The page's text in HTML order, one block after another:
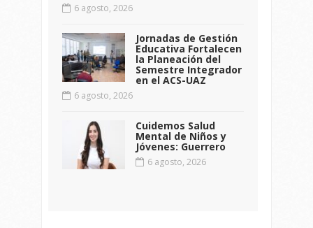
6 agosto, 2026
Jornadas de Gestión
Educativa Fortalecen
la Planeación del
Semestre Integrador
en el ACS-UAZ
6 agosto, 2026
Cuidemos Salud
Mental de Niños y
Jóvenes: Guerrero
6 agosto, 2026